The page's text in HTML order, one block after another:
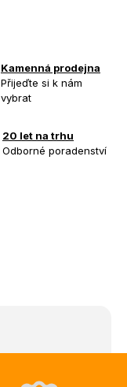
Kamenná prodejna
Přijeďte si k nám
vybrat
20 let na trhu
Odborné poradenství